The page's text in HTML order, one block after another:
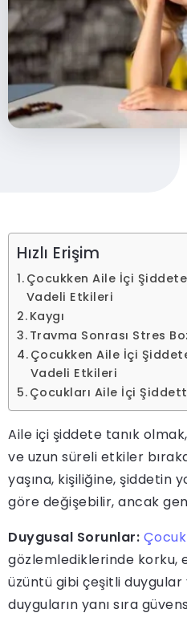
Hızlı Erişim
Çocukken Aile İçi Şiddete
Vadeli Etkileri
Kaygı
Travma Sonrası Stres
Çocukken Aile İçi
Vadeli Etkileri
Çocukları Aile İçi
Aile içi şiddete tanık
ve uzun süreli etkiler
yaşına, kişiliğine, şiddetin
göre değişebilir, ancak
Duygusal Sorunlar:
gözlemlediklerinde korku,
üzüntü gibi çeşitli
duyguların yanı sıra